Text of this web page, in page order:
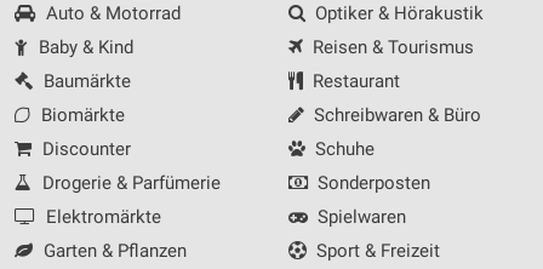
Auto & Motorrad
Baby & Kind
Baumärkte
Biomärkte
Discounter
Drogerie & Parfümerie
Elektromärkte
Garten & Pflanzen
Optiker & Hörakustik
Reisen & Tourismus
Restaurant
Schreibwaren & Büro
Schuhe
Sonderposten
Spielwaren
Sport & Freizeit